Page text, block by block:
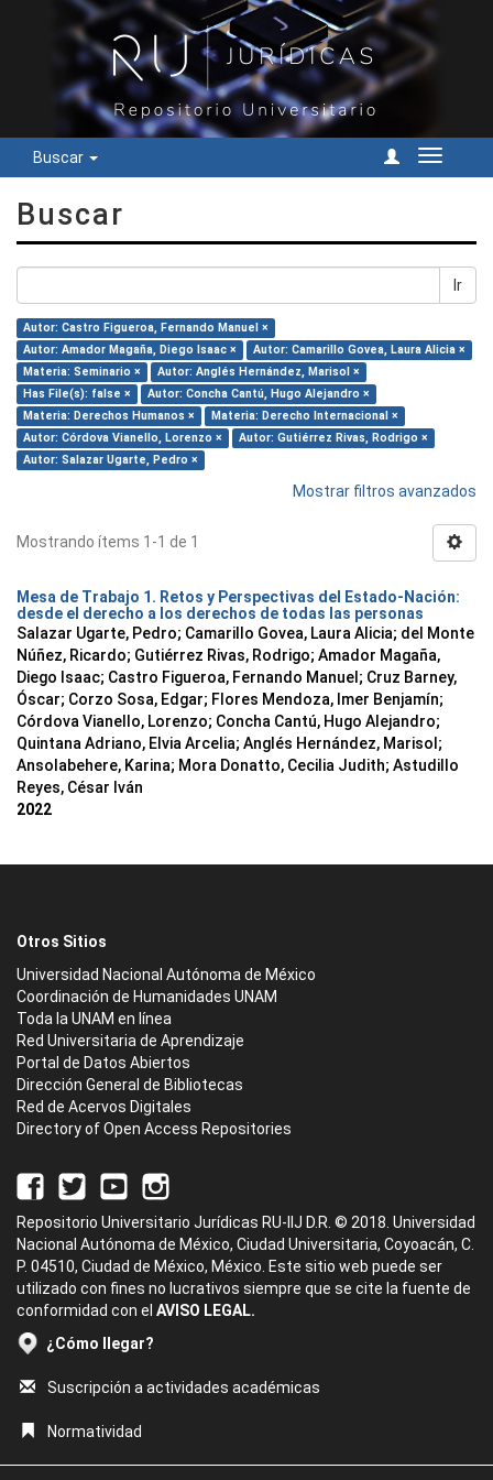
Buscar
Cambiar
Buscar
Ir
Autor: Castro Figueroa, Fernando Manuel ×
Autor: Amador Magaña, Diego Isaac ×
Autor: Camarillo Govea, Laura Alicia ×
Materia: Seminario ×
Autor: Anglés Hernández, Marisol ×
Has File(s): false ×
Autor: Concha Cantú, Hugo Alejandro ×
Materia: Derechos Humanos ×
Materia: Derecho Internacional ×
Autor: Córdova Vianello, Lorenzo ×
Autor: Gutiérrez Rivas, Rodrigo ×
Autor: Salazar Ugarte, Pedro ×
Mostrar filtros avanzados
Mostrando ítems 1-1 de 1
Mesa de Trabajo 1. Retos y Perspectivas del Estado-Nación:
desde el derecho a los derechos de todas las personas
Salazar Ugarte, Pedro; Camarillo Govea, Laura Alicia; del Monte
Núñez, Ricardo; Gutiérrez Rivas, Rodrigo; Amador Magaña,
Diego Isaac; Castro Figueroa, Fernando Manuel ; Cruz Barney,
Óscar; Corzo Sosa, Edgar; Flores Mendoza, Imer Benjamín;
Córdova Vianello, Lorenzo; Concha Cantú, Hugo Alejandro;
Quintana Adriano, Elvia Arcelia; Anglés Hernández, Marisol ;
Ansolabehere, Karina; Mora Donatto, Cecilia Judith; Astudillo
Reyes, César Iván
2022
Otros Sitios
Universidad Nacional Autónoma de México
Coordinación de Humanidades UNAM
Toda la UNAM en línea
Red Universitaria de Aprendizaje
Portal de Datos Abiertos
Dirección General de Bibliotecas
Red de Acervos Digitales
Directory of Open Access Repositories
Repositorio Universitario Jurídicas RU-IIJ D.R. © 2018. Universidad
Nacional Autónoma de México, Ciudad Universitaria, Coyoacán, C.
P. 04510, Ciudad de México, México. Este sitio web puede ser
utilizado con fines no lucrativos siempre que se cite la fuente de
conformidad con el AVISO LEGAL.
¿Cómo llegar?
Suscripción a actividades académicas
Normatividad